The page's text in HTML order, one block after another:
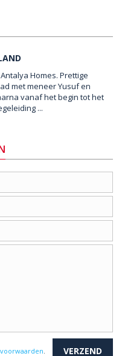
Homes. Prettige
met meneer Yusuf en
vanaf het begin tot het
...